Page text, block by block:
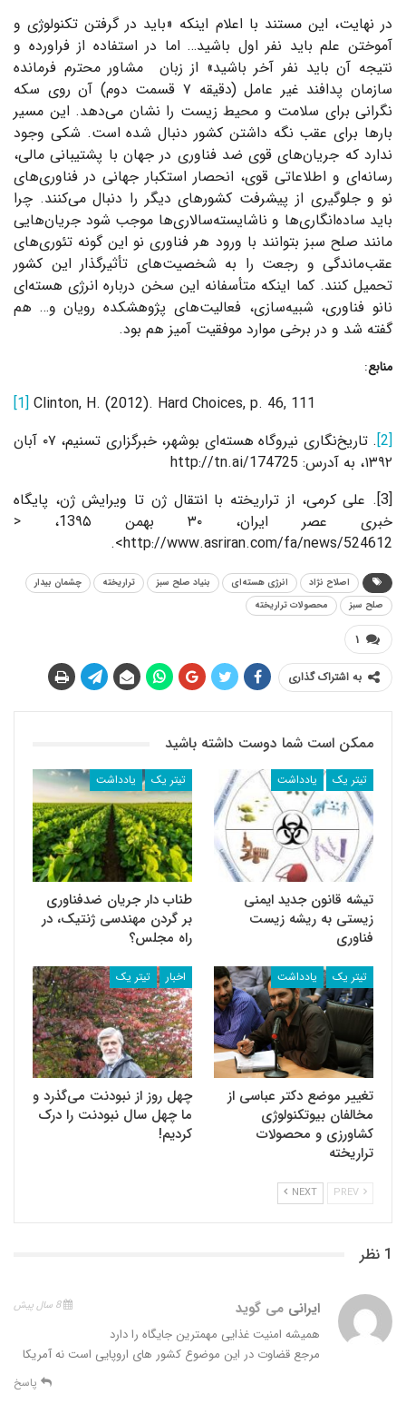
در نهایت، این مستند با اعلام اینکه «باید در گرفتن تکنولوژی و
آموختن علم باید نفر اول باشید… اما در استفاده از فراورده و
نتیجه آن باید نفر آخر باشید» از زبان مشاور محترم فرمانده
سازمان پدافند غیر عامل (دقیقه ۷ قسمت دوم) آن روی سکه
نگرانی برای سلامت و محیط زیست را نشان می‌دهد. این مسیر
بارها برای عقب نگه داشتن کشور دنبال شده است. شکی وجود
ندارد که جریان‌های قوی ضد فناوری در جهان با پشتیبانی مالی،
رسانه‌ای و اطلاعاتی قوی، انحصار استکبار جهانی در فناوری‌های
نو و جلوگیری از پیشرفت کشورهای دیگر را دنبال می‌کنند. چرا
باید ساده‌انگاری‌ها و ناشایسته‌سالاری‌ها موجب شود جریان‌هایی
مانند صلح سبز بتوانند با ورود هر فناوری نو این گونه تئوری‌های
عقب‌ماندگی و رجعت را به شخصیت‌های تأثیرگذار این کشور
تحمیل کنند. کما اینکه متأسفانه این سخن درباره انرژی هسته‌ای
نانو فناوری، شبیه‌سازی، فعالیت‌های پژوهشکده رویان و… هم
گفته شد و در برخی موارد موفقیت آمیز هم بود.
منابع:
[1] Clinton, H. (2012). Hard Choices, p. 46, 111
[2]
. تاریخ‌نگاری نیروگاه هسته‌ای بوشهر، خبرگزاری تسنیم، ۰۷ آبان
۱۳۹۲، به آدرس: http://tn.ai/174725
[3] . علی کرمی، از تراریخته با انتقال ژن تا ویرایش ژن، پایگاه
خبری عصر ایران، ۳۰ بهمن 13۹۵، <
http://www.asriran.com/fa/news/524612>.
اصلاح نژاد انرژی هسته‌ای بنیاد صلح سبز تراریخته
چشمان بیدار
صلح سبز
محصولات تراریخته
۱
به اشتراک گذاری
ممکن است شما دوست داشته باشید
تیتر یک یادداشت
تیشه قانون جدید ایمنی
زیستی به ریشه زیست
فناوری
تیتر یک یادداشت
طناب دار جریان ضد‌فناوری
بر گردن مهندسی ژنتیک، در
راه مجلس؟
تیتر یک یادداشت
تغییر موضع دکتر عباسی از
مخالفان بیوتکنولوژی
کشاورزی و محصولات
تراریخته
اخبار تیتر یک
چهل روز از نبودنت می‌گذرد و
ما چهل سال نبودنت را درک
کردیم!
NEXT
1 نظر
ایرانی می گوید 8 سال پیش
همیشه امنیت غذایی مهمترین جایگاه را دارد
مرجع قضاوت در این موضوع کشور های اروپایی است نه آمریکا
پاسخ